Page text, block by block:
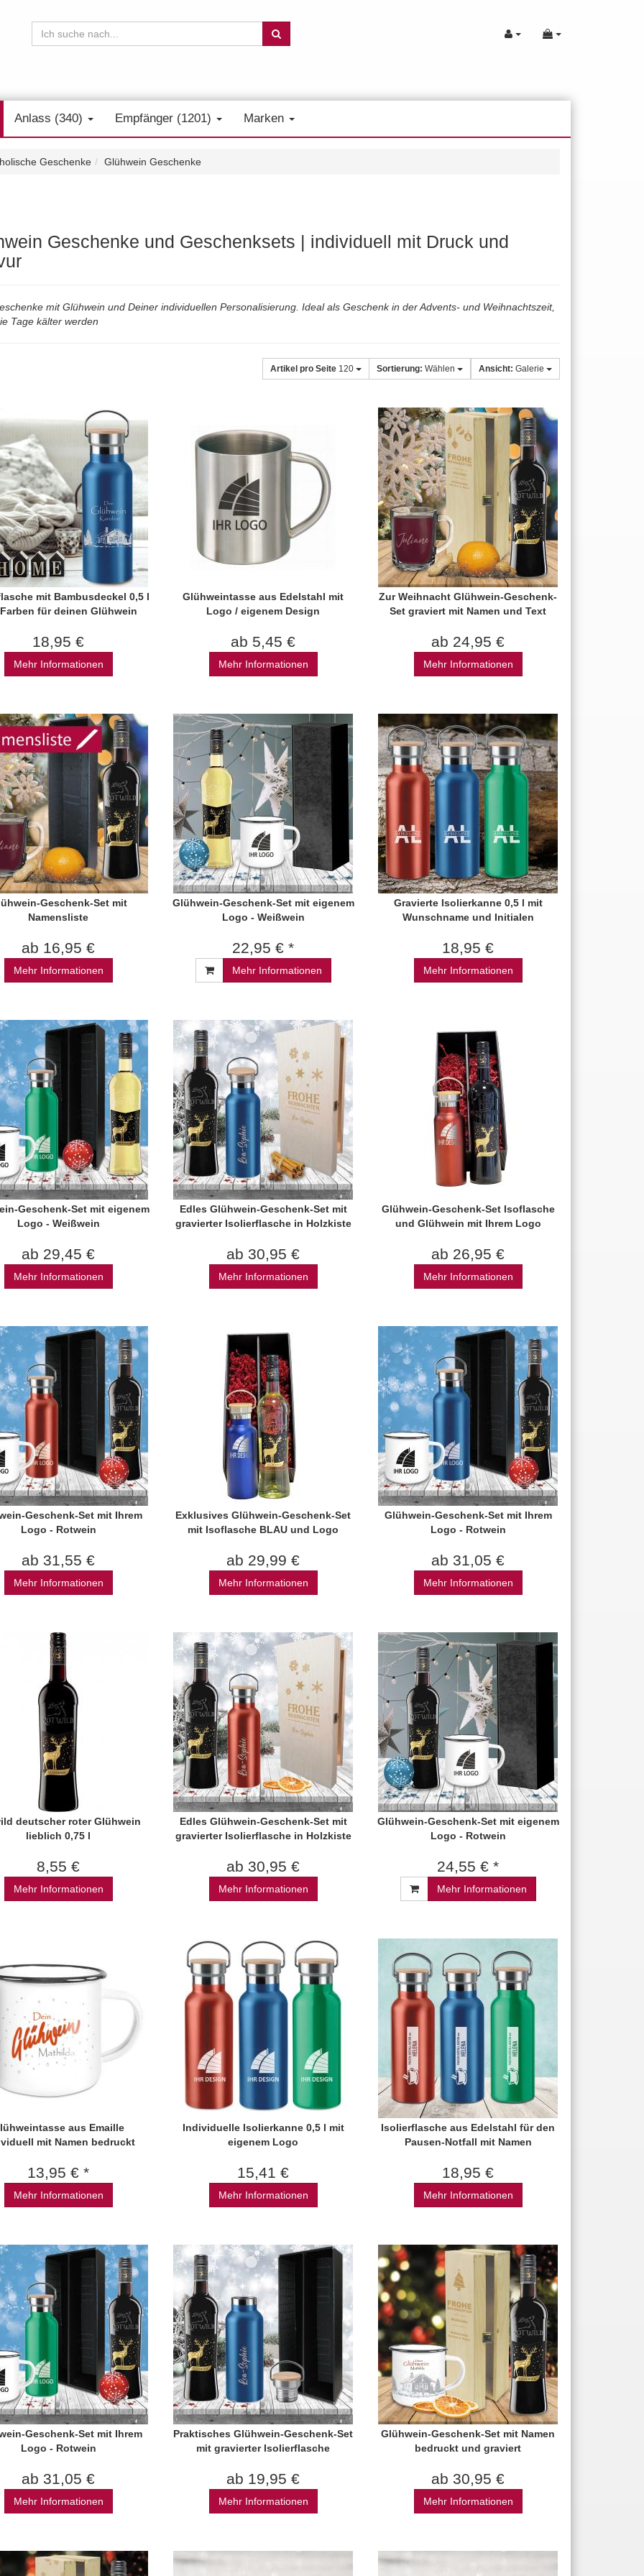
Anlass (340) Empfänger (1201) Marken
Geschenke Glühwein Geschenke
Geschenke und Geschenksets | individuell mit Druck und
mit Glühwein und Deiner individuellen Personalisierung. Ideal als Geschenk in der Advents- und Weihnachtszeit,
Tage kälter werden
Ansicht: Galerie
Sortierung: Wählen
Artikel pro Seite 120
mit Bambusdeckel 0,5 l
für deinen Glühwein
18,95 €
Mehr Informationen
Glühweintasse aus Edelstahl mit
Logo / eigenem Design
ab 5,45 €
Mehr Informationen
Zur Weihnacht Glühwein-Geschenk-
Set graviert mit Namen und Text
ab 24,95 €
Mehr Informationen
Geschenk-Set mit
Namensliste
ab 16,95 €
Mehr Informationen
Glühwein-Geschenk-Set mit eigenem
Logo - Weißwein
22,95 € *
Mehr Informationen
Gravierte Isolierkanne 0,5 l mit
Wunschname und Initialen
18,95 €
Mehr Informationen
Geschenk-Set mit eigenem
Logo - Weißwein
ab 29,45 €
Mehr Informationen
Edles Glühwein-Geschenk-Set mit
gravierter Isolierflasche in Holzkiste
ab 30,95 €
Mehr Informationen
Glühwein-Geschenk-Set Isoflasche
und Glühwein mit Ihrem Logo
ab 26,95 €
Mehr Informationen
Geschenk-Set mit Ihrem
Logo - Rotwein
ab 31,55 €
Mehr Informationen
Exklusives Glühwein-Geschenk-Set
mit Isoflasche BLAU und Logo
ab 29,99 €
Mehr Informationen
Glühwein-Geschenk-Set mit Ihrem
Logo - Rotwein
ab 31,05 €
Mehr Informationen
deutscher roter Glühwein
lieblich 0,75 l
8,55 €
Mehr Informationen
Edles Glühwein-Geschenk-Set mit
gravierter Isolierflasche in Holzkiste
ab 30,95 €
Mehr Informationen
Glühwein-Geschenk-Set mit eigenem
Logo - Rotwein
24,55 € *
Mehr Informationen
aus Emaille
mit Namen bedruckt
13,95 € *
Mehr Informationen
Individuelle Isolierkanne 0,5 l mit
eigenem Logo
15,41 €
Mehr Informationen
Isolierflasche aus Edelstahl für den
Pausen-Notfall mit Namen
18,95 €
Mehr Informationen
Geschenk-Set mit Ihrem
Logo - Rotwein
ab 31,05 €
Mehr Informationen
Praktisches Glühwein-Geschenk-Set
mit gravierter Isolierflasche
ab 19,95 €
Mehr Informationen
Glühwein-Geschenk-Set mit Namen
bedruckt und graviert
ab 30,95 €
Mehr Informationen